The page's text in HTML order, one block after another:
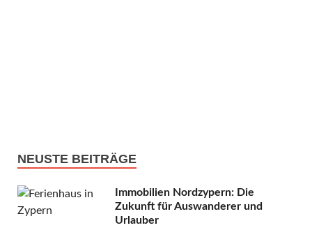
NEUSTE BEITRÄGE
Immobilien Nordzypern: Die
Zukunft für Auswanderer und
Urlauber